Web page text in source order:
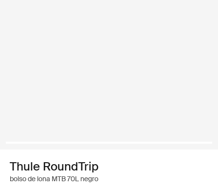
Thule RoundTrip
bolso de lona MTB 70L negro